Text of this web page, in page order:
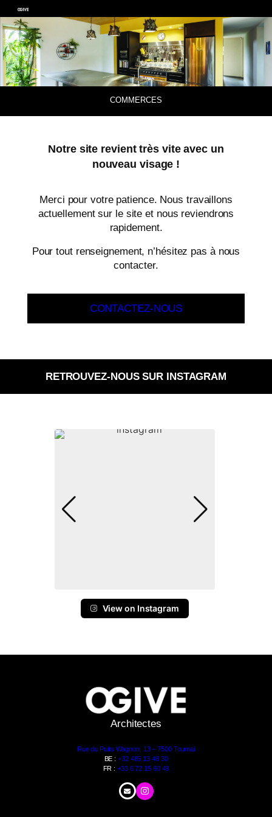
COMMERCES
Notre site revient très vite avec un
nouveau visage !
Merci pour votre patience. Nous travaillons
actuellement sur le site et nous reviendrons
rapidement.
Pour tout renseignement, n’hésitez pas à nous
contacter.
CONTACTEZ-NOUS
RETROUVEZ-NOUS SUR INSTAGRAM
View on Instagram
Architectes
Rue du Puits Wagnon, 13 – 7500 Tournai
BE :+32 485 13 48 30
FR :+33 6 72 15 60 49